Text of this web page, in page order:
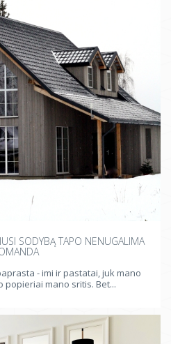
SODYBĄ TAPO NENUGALIMA
- imi ir pastatai, juk mano
mano sritis. Bet...